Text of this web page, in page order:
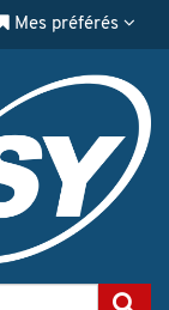
Mes préférés